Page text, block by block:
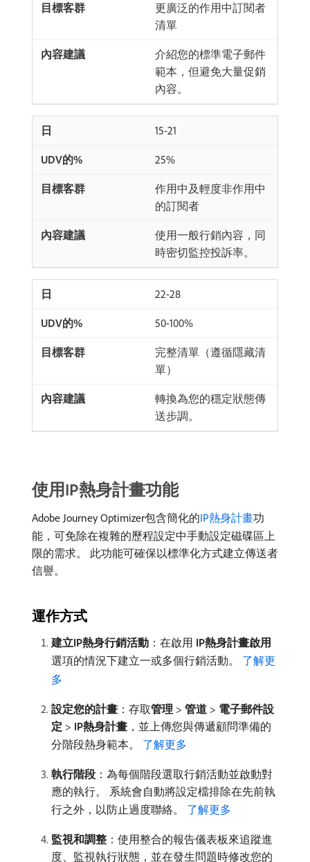
更廣泛的作用中訂閱者
清單
介紹您的標準電子郵件
範本，但避免大量促銷
內容。
15-21
25%
作用中及輕度非作用中
的訂閱者
使用一般行銷內容，同
時密切監控投訴率。
22-28
50-100%
完整清單（遵循隱藏清
單）
轉換為您的穩定狀態傳
送步調。
使用IP熱身計畫功能
Adobe Journey Optimizer包含簡化的IP熱身計畫功
能，可免除在複雜的歷程設定中手動設定磁碟區上
限的需求。 此功能可確保以標準化方式建立傳送者
信譽。
運作方式
建立IP熱身行銷活動 ：在啟用​ IP熱身計畫啟用
選項的情況下建立一或多個行銷活動。 了解更
多
設定您的計畫 ：存取​管理 > 管道 > 電子郵件設
定 > IP熱身計畫 ，並上傳您與傳遞顧問準備的
分階段熱身範本。 了解更多
執行階段 ：為每個階段選取行銷活動並啟動對
應的執行。 系統會自動將設定檔排除在先前執
行之外，以防止過度聯絡。 了解更多
監視和調整 ：使用整合的報告儀表板來追蹤進
度、監視執行狀態，並在發生問題時修改您的